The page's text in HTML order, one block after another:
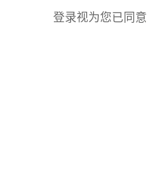
登录视为您已同意